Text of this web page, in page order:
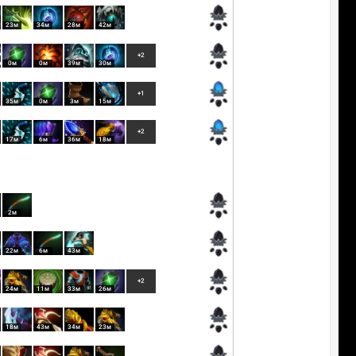
23м 34м 28м 42м
0м 0м 39м 30м
+2
35м 0м 3м 15м
+1
17м 6м 36м 18м
+2
2м
22м 6м 43м
24м 11м 33м 26м
+2
18м 43м 34м 23м